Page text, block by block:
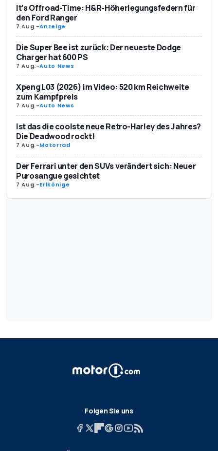
It’s Offroad-Time: H&R-Höherlegungsfedern für
den Ford Ranger
7 Aug.-Anzeige
Die Super Bee ist zurück: Der neueste Dodge
Charger hat 600 PS
7 Aug.-Auto News
Xpeng L03 (2026) im Video: 520 km Reichweite
zum Kampfpreis
7 Aug.-Auto News
Ist das die coolste neue Retro-Harley des Jahres?
Die Deadwood rockt!
7 Aug.-Motorrad
Der Ferrari unter den SUVs verändert sich: Neuer
Purosangue gesichtet
7 Aug.-Erlkönige
Folgen Sie uns